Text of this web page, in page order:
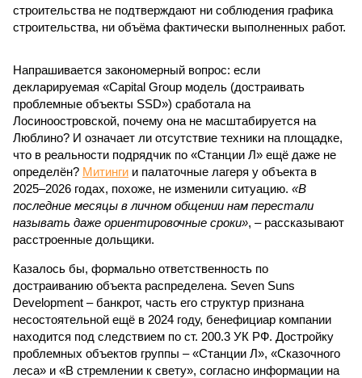
строительства не подтверждают ни соблюдения графика
строительства, ни объёма фактически выполненных работ.
Напрашивается закономерный вопрос: если
декларируемая «Capital Group модель (достраивать
проблемные объекты SSD») сработала на
Лосиноостровской, почему она не масштабируется на
Люблино? И означает ли отсутствие техники на площадке,
что в реальности подрядчик по «Станции Л» ещё даже не
определён? Митинги и палаточные лагеря у объекта в
2025–2026 годах, похоже, не изменили ситуацию. «В
последние месяцы в личном общении нам перестали
называть даже ориентировочные сроки», – рассказывают
расстроенные дольщики.
Казалось бы, формально ответственность по
достраиванию объекта распределена. Seven Suns
Development – банкрот, часть его структур признана
несостоятельной ещё в 2024 году, бенефициар компании
находится под следствием по ст. 200.3 УК РФ. Достройку
проблемных объектов группы – «Станции Л», «Сказочного
леса» и «В стремлении к свету», согласно информации на